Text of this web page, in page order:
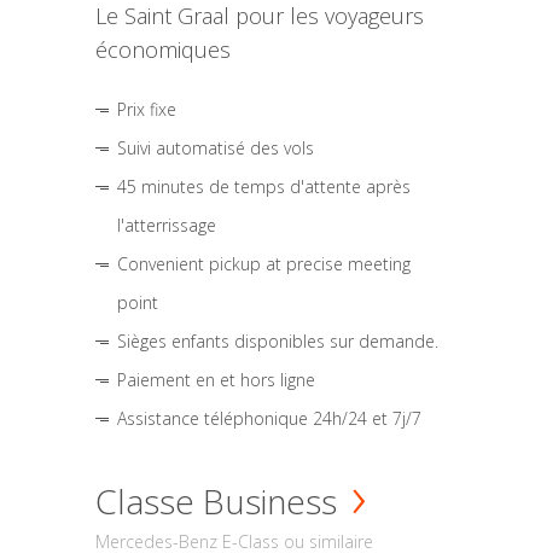
Le Saint Graal pour les voyageurs
économiques
Prix fixe
Suivi automatisé des vols
45 minutes de temps d'attente après
l'atterrissage
Convenient pickup at precise meeting
point
Sièges enfants disponibles sur demande.
Paiement en et hors ligne
Assistance téléphonique 24h/24 et 7j/7
Classe Business
Mercedes-Benz E-Class ou similaire